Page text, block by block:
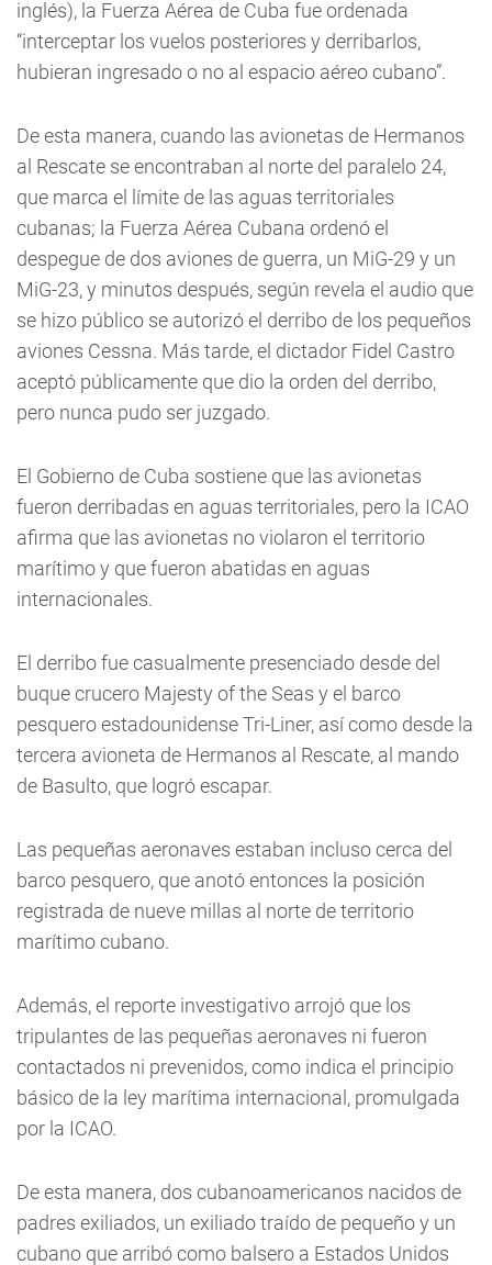
inglés), la Fuerza Aérea de Cuba fue ordenada
“interceptar los vuelos posteriores y derribarlos,
hubieran ingresado o no al espacio aéreo cubano”.
De esta manera, cuando las avionetas de Hermanos
al Rescate se encontraban al norte del paralelo 24,
que marca el límite de las aguas territoriales
cubanas; la Fuerza Aérea Cubana ordenó el
despegue de dos aviones de guerra, un MiG-29 y un
MiG-23, y minutos después, según revela el audio que
se hizo público se autorizó el derribo de los pequeños
aviones Cessna. Más tarde, el dictador Fidel Castro
aceptó públicamente que dio la orden del derribo,
pero nunca pudo ser juzgado.
El Gobierno de Cuba sostiene que las avionetas
fueron derribadas en aguas territoriales, pero la ICAO
afirma que las avionetas no violaron el territorio
marítimo y que fueron abatidas en aguas
internacionales.
El derribo fue casualmente presenciado desde del
buque crucero Majesty of the Seas y el barco
pesquero estadounidense Tri-Liner, así como desde la
tercera avioneta de Hermanos al Rescate, al mando
de Basulto, que logró escapar.
Las pequeñas aeronaves estaban incluso cerca del
barco pesquero, que anotó entonces la posición
registrada de nueve millas al norte de territorio
marítimo cubano.
Además, el reporte investigativo arrojó que los
tripulantes de las pequeñas aeronaves ni fueron
contactados ni prevenidos, como indica el principio
básico de la ley marítima internacional, promulgada
por la ICAO.
De esta manera, dos cubanoamericanos nacidos de
padres exiliados, un exiliado traído de pequeño y un
cubano que arribó como balsero a Estados Unidos